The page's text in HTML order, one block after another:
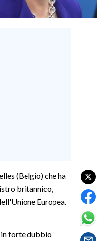
(Belgio) che ha
britannico,
Europea.
in forte dubbio